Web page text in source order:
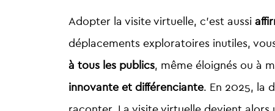
Adopter la visite virtuelle, c’est aussi
déplacements exploratoires inutiles,
à tous les publics, même éloignés ou à
innovante et différenciante. En 2025, la